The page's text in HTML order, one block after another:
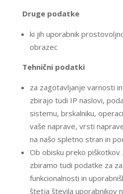
Druge podatke
ki jih uporabnik
obrazec
Tehnični podatki
za zagotavljanje varnosti
zbirajo tudi IP naslovi,
sistemu, brskalniku,
vaše naprave, vrsti
na našo spletno stran in
Ob obisku preko
zbiramo tudi podatke za
funkcionalnosti in
štetja števila uporabnikov